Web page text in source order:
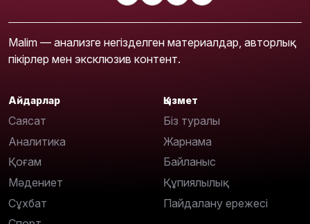
Malim — анализге негізделген материалдар, авторлық
пікірлер мен эксклюзив контент.
Айдарлар
Саясат
Аналитика
Қоғам
Мәдениет
Сұхбат
Қызмет
Біз туралы
Жарнама
Байланыс
Құпиялылық
Пайдалану ережесі